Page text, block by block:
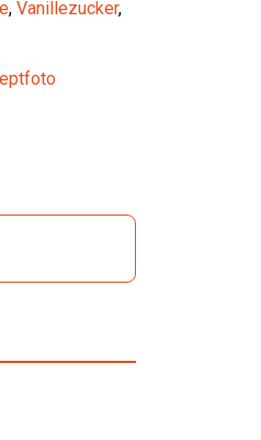
, Vanillezucker,